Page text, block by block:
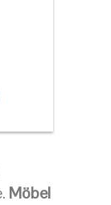
Möbel